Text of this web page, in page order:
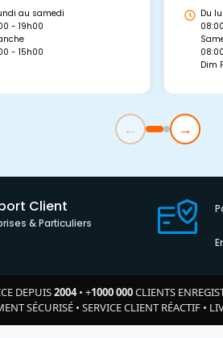
au samedi
- 19h00
- 15h00
Du
Dim
← →
Client
& Particuliers
DEPUIS2004• +1000 000CLIENTS
SÉCURISÉ • SERVICE CLIENT RÉACTIF •